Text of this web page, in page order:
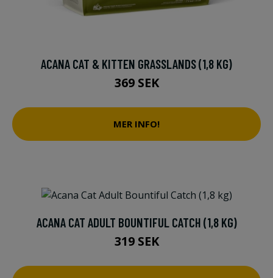
ACANA CAT & KITTEN GRASSLANDS (1,8 KG)
369 SEK
MER INFO!
ACANA CAT ADULT BOUNTIFUL CATCH (1,8 KG)
319 SEK